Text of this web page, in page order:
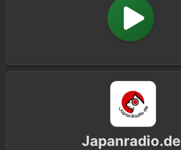
Japanradio.de